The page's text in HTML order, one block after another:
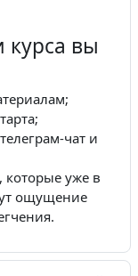
курса вы
чат и
которые уже в
ощущение